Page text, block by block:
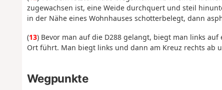
zugewachsen ist, eine Weide durchquert und steil
in der Nähe eines Wohnhauses schotterbelegt, dann
(13) Bevor man auf die D288 gelangt, biegt man links
Ort führt. Man biegt links und dann am Kreuz rechts ab
Wegpunkte